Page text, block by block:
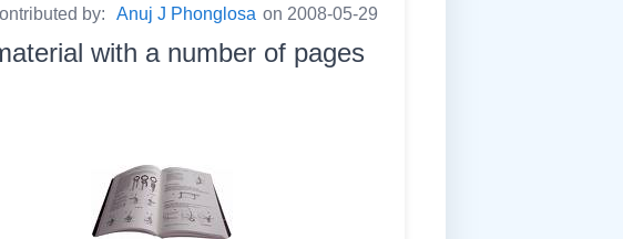
by: Anuj J Phonglosa on 2008-05-29
with a number of pages